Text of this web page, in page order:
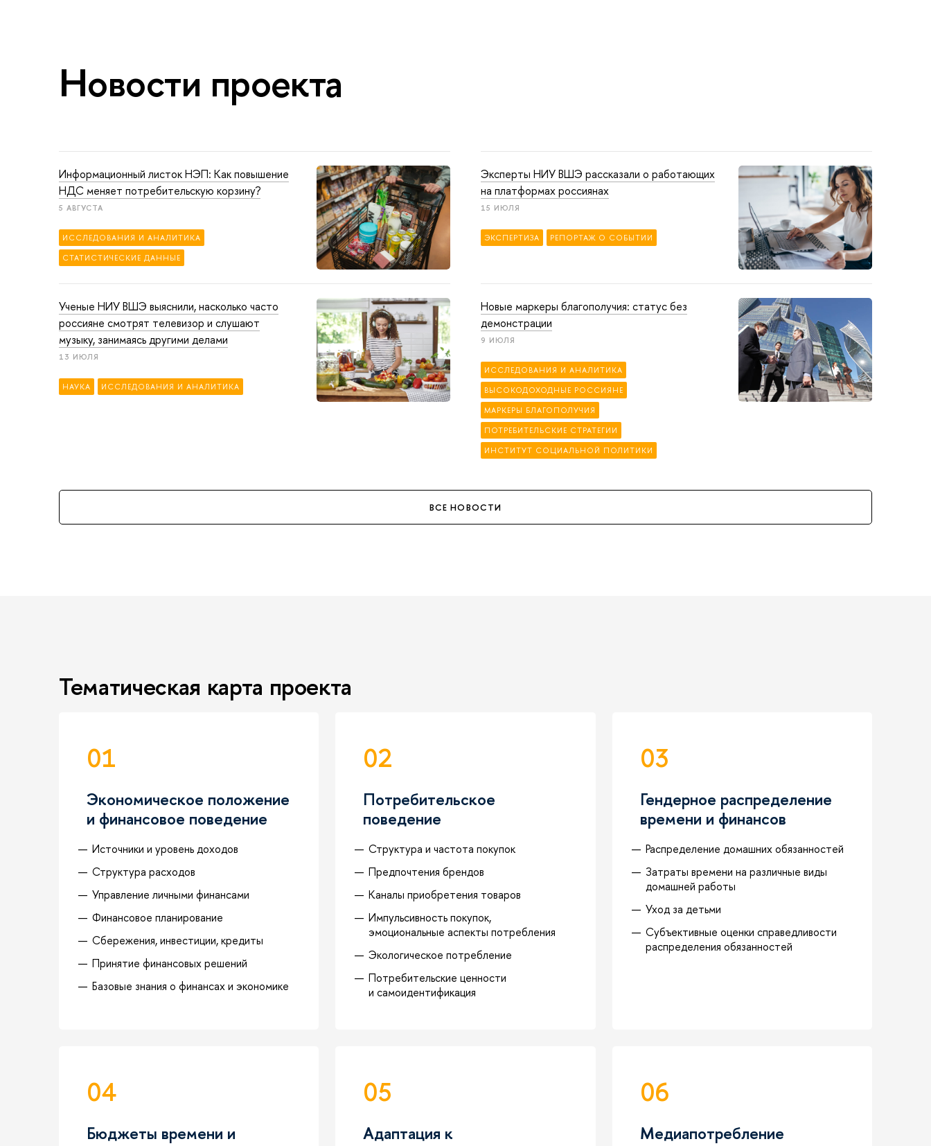
Новости проекта
Информационный листок НЭП: Как повышение
НДС меняет потребительскую корзину?
5 АВГУСТА
ИССЛЕДОВАНИЯ И АНАЛИТИКА
СТАТИСТИЧЕСКИЕ ДАННЫЕ
Эксперты НИУ ВШЭ рассказали о работающих
на платформах россиянах
15 ИЮЛЯ
ЭКСПЕРТИЗА РЕПОРТАЖ О СОБЫТИИ
Ученые НИУ ВШЭ выяснили, насколько часто
россияне смотрят телевизор и слушают
музыку, занимаясь другими делами
13 ИЮЛЯ
НАУКА ИССЛЕДОВАНИЯ И АНАЛИТИКА
Новые маркеры благополучия: статус без
демонстрации
9 ИЮЛЯ
ИССЛЕДОВАНИЯ И АНАЛИТИКА
ВЫСОКОДОХОДНЫЕ РОССИЯНЕ
МАРКЕРЫ БЛАГОПОЛУЧИЯ
ПОТРЕБИТЕЛЬСКИЕ СТРАТЕГИИ
ИНСТИТУТ СОЦИАЛЬНОЙ ПОЛИТИКИ
ВСЕ НОВОСТИ
Тематическая карта проекта
01
Экономическое положение
и финансовое поведение
Источники и уровень доходов
Структура расходов
Управление личными финансами
Финансовое планирование
Сбережения, инвестиции, кредиты
Принятие финансовых решений
Базовые знания о финансах и экономике
02
Потребительское
поведение
Структура и частота покупок
Предпочтения брендов
Каналы приобретения товаров
Импульсивность покупок,
эмоциональные аспекты потребления
Экологическое потребление
Потребительские ценности
и самоидентификация
03
Гендерное распределение
времени и финансов
Распределение домашних обязанностей
Затраты времени на различные виды
домашней работы
Уход за детьми
Субъективные оценки справедливости
распределения обязанностей
04
Бюджеты времени и
05
Адаптация к
06
Медиапотребление